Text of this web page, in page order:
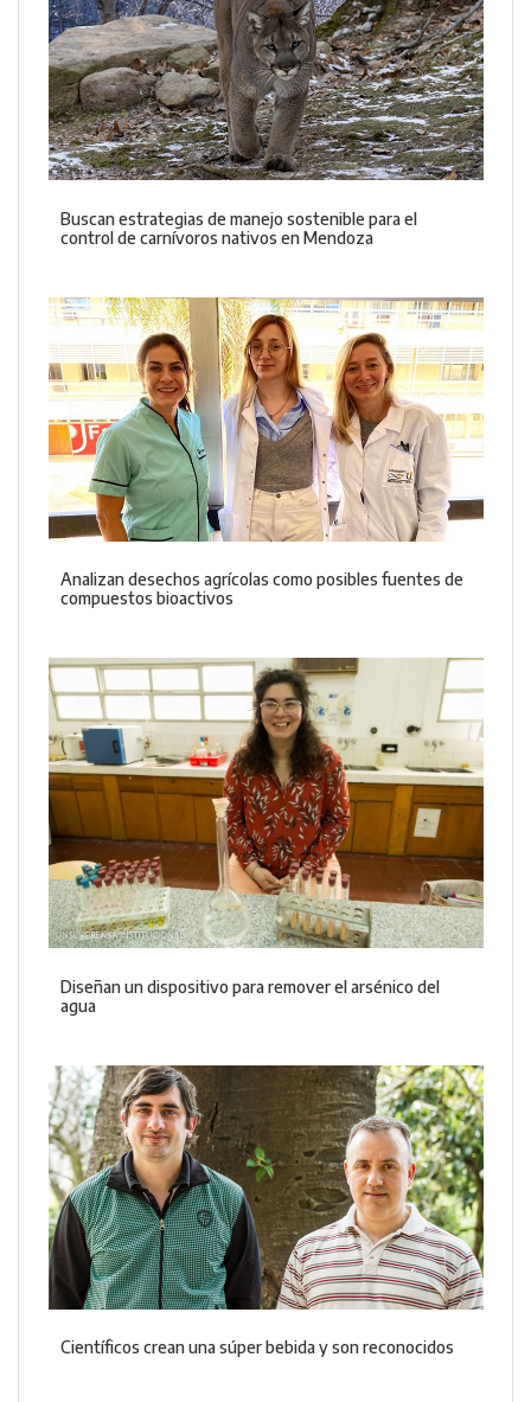
Buscan estrategias de manejo sostenible para el
control de carnívoros nativos en Mendoza
Analizan desechos agrícolas como posibles fuentes de
compuestos bioactivos
Diseñan un dispositivo para remover el arsénico del
agua
Científicos crean una súper bebida y son reconocidos